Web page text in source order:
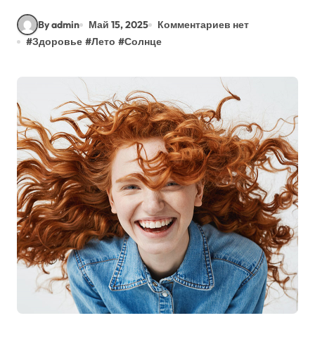
By admin Май 15, 2025
Комментариев нет
#Здоровье #Лето #Солнце